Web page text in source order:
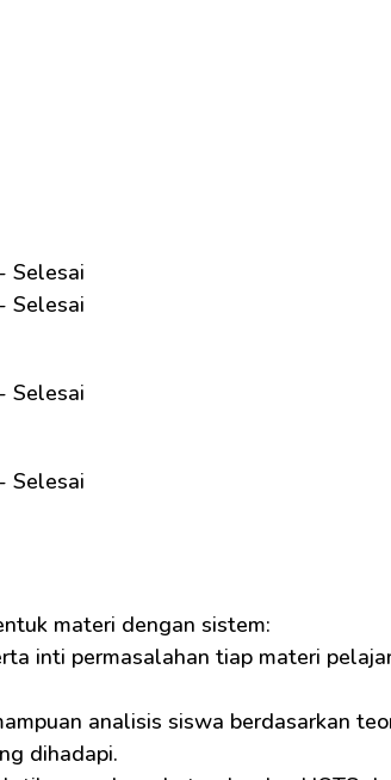
Selesai
Selesai
Selesai
Selesai
materi dengan sistem:
inti permasalahan tiap materi
analisis siswa berdasarkan
dihadapi.